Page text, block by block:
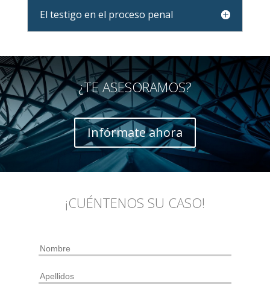
El testigo en el proceso penal
¿TE ASESORAMOS?
Infórmate ahora
¡CUÉNTENOS SU CASO!